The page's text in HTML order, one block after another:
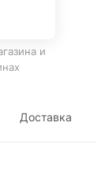
и
Доставка